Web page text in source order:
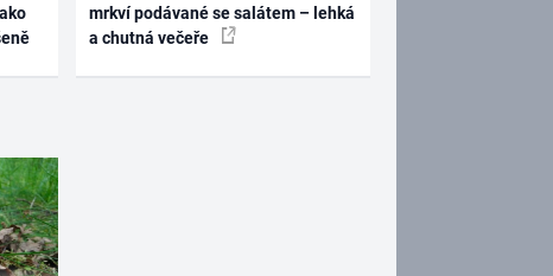
mrkví podávané se salátem – lehká
a chutná večeře